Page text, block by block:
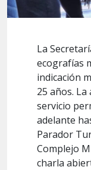
La
ecografías
indicación
25 años.
servicio
adelante
Parador
Complejo
charla